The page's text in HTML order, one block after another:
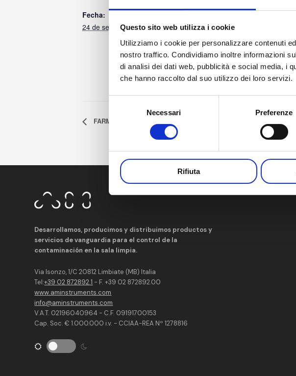
Questo sito web utilizza i cookie
Utilizziamo i cookie per personalizzare contenuti
nostro traffico. Condividiamo inoltre informazioni
di analisi dei dati web, pubblicità e social media, i
che hanno raccolto dal suo utilizzo dei loro servizi.
consenso
Necessari Preferenze
Rifiuta
Fecha:
24 de septiembre
(MB)
Limbiate,
+ Google Maps
Número de teléfono
FARMAFORUM 2026
Desarrollamos, producimos y distribuimos productos y
servicios de vanguardia para el control de la
contaminación en la sala limpia.
Via Isonzo, 1/C 20812 Limbiate (MB) Italia
Tel:+39 02 872892.1 - F. +39 02 872892.00
www.aminstruments.com
info@aminstruments.com
V.A.T. 02196040964 - C.F. 09191700153
Cap. Soc. € 1.000.000 i.v. - CCIAA-REA Nº 1278816